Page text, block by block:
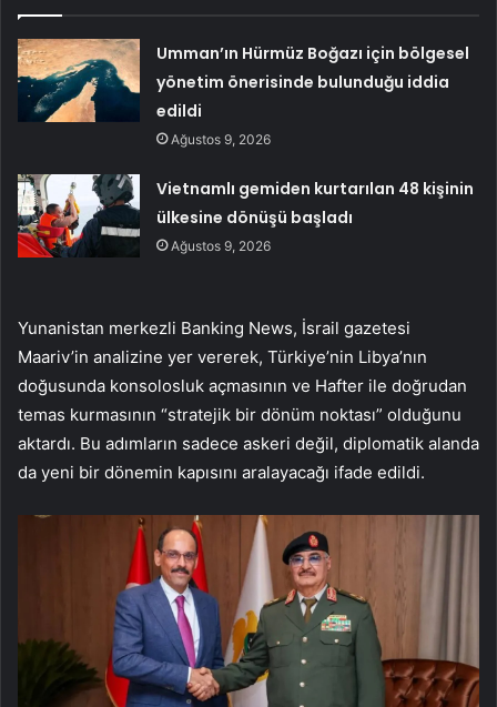
Umman’ın Hürmüz Boğazı için bölgesel
yönetim önerisinde bulunduğu iddia
edildi
Ağustos 9, 2026
Vietnamlı gemiden kurtarılan 48 kişinin
ülkesine dönüşü başladı
Ağustos 9, 2026
Yunanistan merkezli Banking News, İsrail gazetesi
Maariv’in analizine yer vererek, Türkiye’nin Libya’nın
doğusunda konsolosluk açmasının ve Hafter ile doğrudan
temas kurmasının “stratejik bir dönüm noktası” olduğunu
aktardı. Bu adımların sadece askeri değil, diplomatik alanda
da yeni bir dönemin kapısını aralayacağı ifade edildi.